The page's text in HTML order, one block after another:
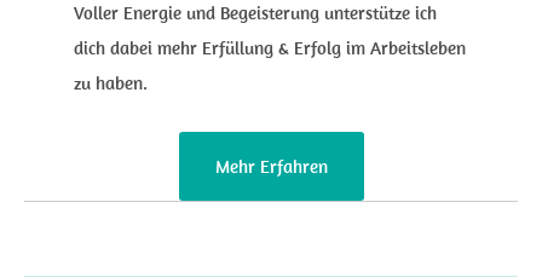
Voller Energie und Begeisterung unterstütze ich
dich dabei mehr Erfüllung & Erfolg im Arbeitsleben
zu haben.
Mehr Erfahren